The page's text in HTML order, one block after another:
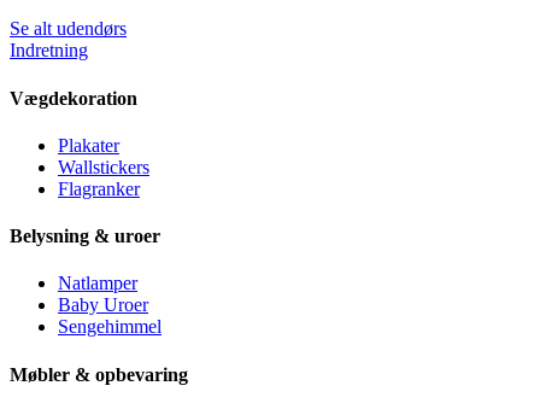
Se alt udendørs
Indretning
Vægdekoration
Plakater
Wallstickers
Flagranker
Belysning & uroer
Natlamper
Baby Uroer
Sengehimmel
Møbler & opbevaring